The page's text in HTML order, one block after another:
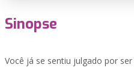
Sinopse
Você já se sentiu julgado por